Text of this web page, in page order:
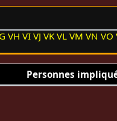
VH VI VJ VK VL VM VN VO
Personnes